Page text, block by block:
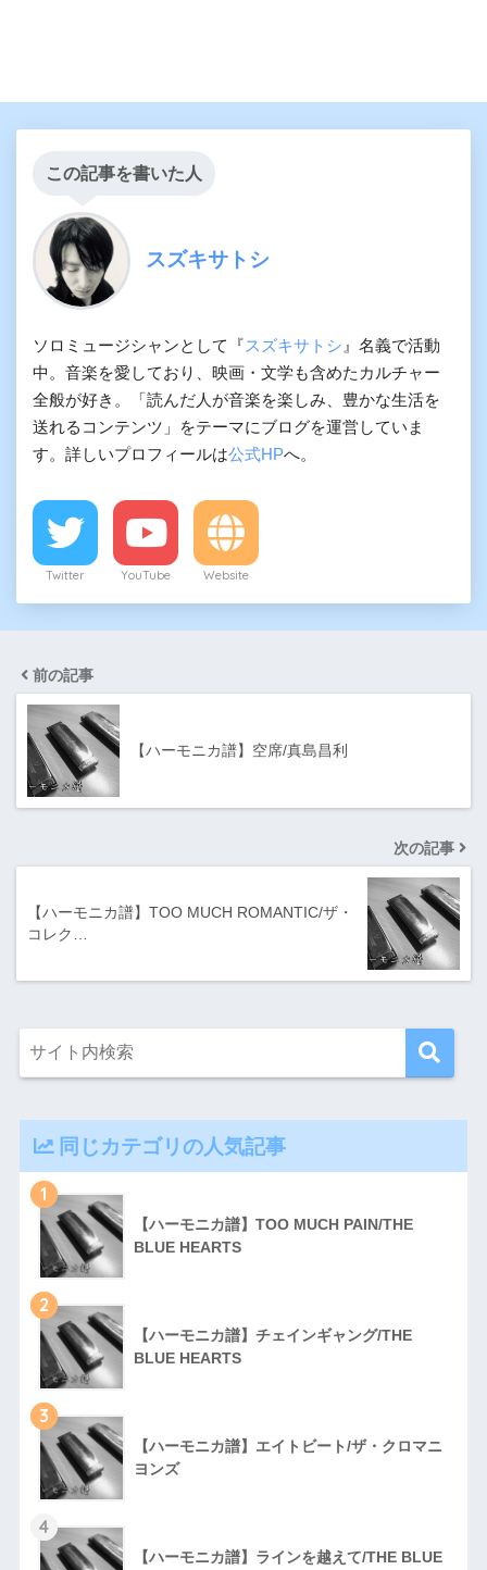
この記事を書いた人
スズキサトシ
ソロミュージシャンとして『スズキサトシ 』名義で活動
中。音楽を愛しており、映画・文学も含めたカルチャー
全般が好き。「読んだ人が音楽を楽しみ、豊かな生活を
送れるコンテンツ」をテーマにブログを運営していま
す。詳しいプロフィールは公式HPへ。
Twitter YouTube Website
前の記事
【ハーモニカ譜】空席/真島昌利
次の記事
【ハーモニカ譜】TOO MUCH ROMANTIC/ザ・
コレク…
同じカテゴリの人気記事
1
【ハーモニカ譜】TOO MUCH PAIN/THE
BLUE HEARTS
2
【ハーモニカ譜】チェインギャング/THE
BLUE HEARTS
3
【ハーモニカ譜】エイトビート/ザ・クロマニ
ヨンズ
4
【ハーモニカ譜】ラインを越えて/THE BLUE